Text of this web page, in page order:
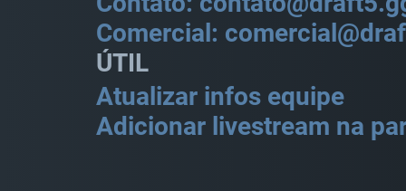
Comercial:
ÚTIL
Atualizar infos equipe
Adicionar livestream na